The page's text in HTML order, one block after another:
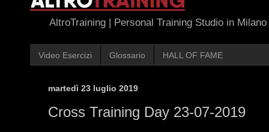
AltroTraining | Personal Training Studio in Milano
Video Esercizi Glossario HALL OF FAME
martedì 23 luglio 2019
Cross Training Day 23-07-2019